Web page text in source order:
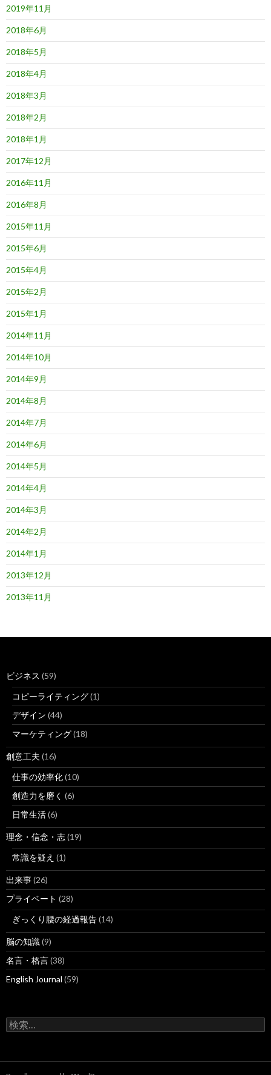
2019年11月
2018年6月
2018年5月
2018年4月
2018年3月
2018年2月
2018年1月
2017年12月
2016年11月
2016年8月
2015年11月
2015年6月
2015年4月
2015年2月
2015年1月
2014年11月
2014年10月
2014年9月
2014年8月
2014年7月
2014年6月
2014年5月
2014年4月
2014年3月
2014年2月
2014年1月
2013年12月
2013年11月
ビジネス (59)
コピーライティング(1)
デザイン (44)
マーケティング(18)
創意工夫 (16)
仕事の効率化(10)
創造力を磨く (6)
日常生活(6)
理念・信念・志(19)
常識を疑え (1)
出来事(26)
プライベート (28)
ぎっくり腰の経過報告(14)
脳の知識(9)
名言・格言(38)
English Journal (59)
検
索: